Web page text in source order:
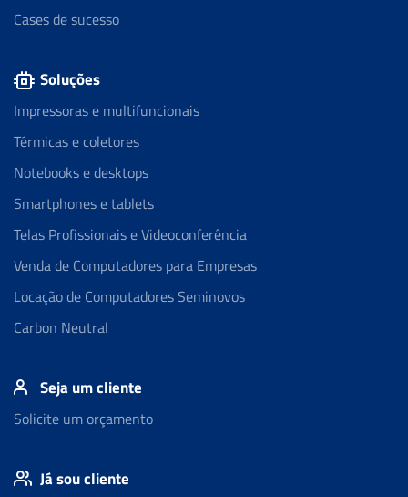
Cases de sucesso
Soluções
Impressoras e multifuncionais
Térmicas e coletores
Notebooks e desktops
Smartphones e tablets
Telas Profissionais e Videoconferência
Venda de Computadores para Empresas
Locação de Computadores Seminovos
Carbon Neutral
Seja um cliente
Solicite um orçamento
Já sou cliente